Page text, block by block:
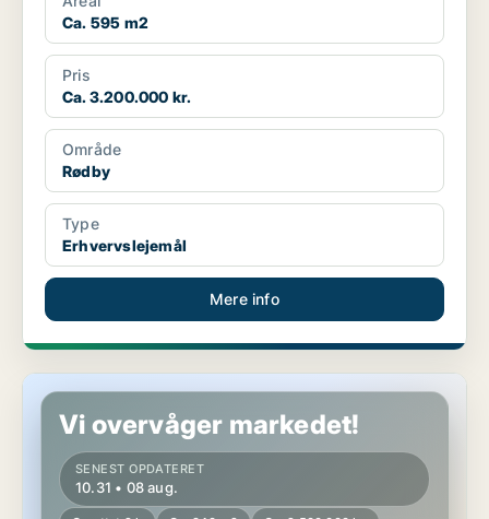
Ca. 595 m2
Pris
Ca. 3.200.000 kr.
Område
Rødby
Type
Erhvervslejemål
Mere info
Butik i Kalundborg
Vi overvåger markedet!
SENEST OPDATERET
10.31 • 08 aug.